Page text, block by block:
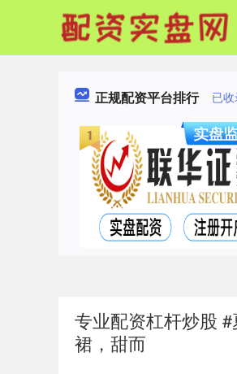
正规配资平台排行 已
专业配资杠杆炒股
裙，甜而